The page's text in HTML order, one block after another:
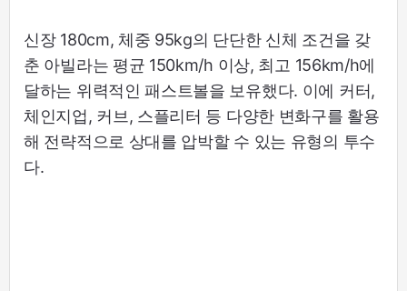
신장 180cm, 체중 95kg의 단단한 신체 조건을 갖
춘 아빌라는 평균 150km/h 이상, 최고 156km/h에
달하는 위력적인 패스트볼을 보유했다. 이에 커터,
체인지업, 커브, 스플리터 등 다양한 변화구를 활용
해 전략적으로 상대를 압박할 수 있는 유형의 투수
다.